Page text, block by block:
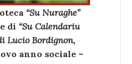
“Su Nuraghe”
di “Su Calendariu
Lucio Bordignon,
anno sociale –